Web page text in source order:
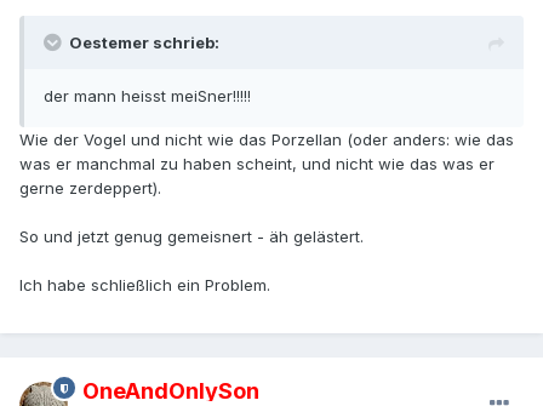
Oestemer schrieb:
der mann heisst meiSner!!!!!
Wie der Vogel und nicht wie das Porzellan (oder anders: wie das
was er manchmal zu haben scheint, und nicht wie das was er
gerne zerdeppert).
So und jetzt genug gemeisnert - äh gelästert.
Ich habe schließlich ein Problem.
OneAndOnlySon